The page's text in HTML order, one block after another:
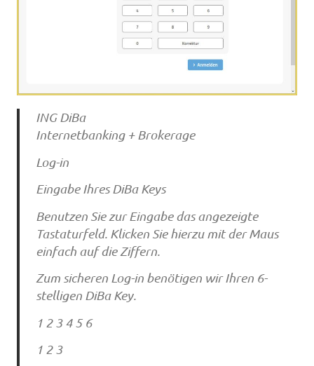
ING DiBa
Internetbanking + Brokerage
Log-in
Eingabe Ihres DiBa Keys
Benutzen Sie zur Eingabe das angezeigte
Tastaturfeld. Klicken Sie hierzu mit der Maus
einfach auf die Ziffern.
Zum sicheren Log-in benötigen wir Ihren 6-
stelligen DiBa Key.
1 2 3 4 5 6
1 2 3